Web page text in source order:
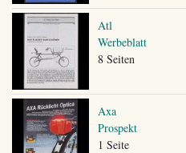
Atl
Werbeblatt
8 Seiten
Axa
Prospekt
1 Seite